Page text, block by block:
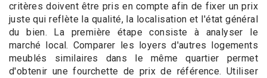
critères doivent être pris en compte afin de fixer un prix
juste qui reflète la qualité, la localisation et l'état général
du bien. La première étape consiste à analyser le
marché local. Comparer les loyers d'autres logements
meublés similaires dans le même quartier permet
d'obtenir une fourchette de prix de référence. Utiliser